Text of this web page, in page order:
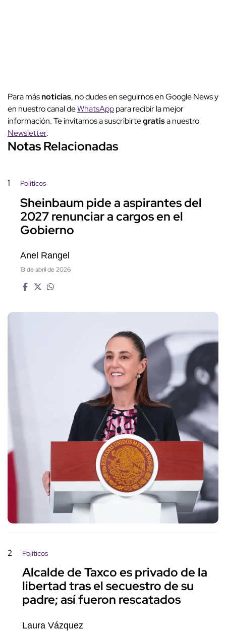
Para másnoticias, no dudes en seguirnos en Google News y
en nuestro canal deWhatsApppara recibir la mejor
información. Te invitamos a suscribirtegratisa nuestro
Newsletter.
Notas Relacionadas
1 Políticos
Sheinbaum pide a aspirantes del
2027 renunciar a cargos en el
Gobierno
Anel Rangel
13 de abril de 2026
2 Políticos
Alcalde de Taxco es privado de la
libertad tras el secuestro de su
padre; así fueron rescatados
Laura Vázquez